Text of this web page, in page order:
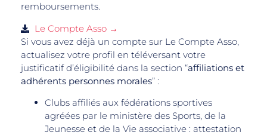
remboursements.
Le Compte Asso →
Si vous avez déjà un compte sur Le Compte Asso,
actualisez votre profil en téléversant votre
justificatif d’éligibilité dans la section “affiliations et
adhérents personnes morales” :
Clubs affiliés aux fédérations sportives
agréées par le ministère des Sports, de la
Jeunesse et de la Vie associative : attestation